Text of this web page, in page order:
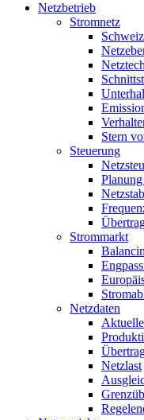
Netzbetrieb
Stromnetz
Stern
Steuerung
Strommarkt
Netzdaten
Netzlast